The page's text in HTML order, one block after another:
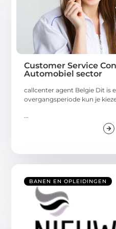
Customer Service
Automobiel sector
callcenter agent Belgie Dit is
overgangsperiode kun je
...
BANEN EN OPLEIDINGEN